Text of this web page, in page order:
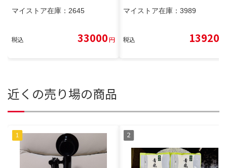
マイストア在庫： 2645
税込 33000円
マイストア在庫： 3989
税込 13920
近くの売り場の商品